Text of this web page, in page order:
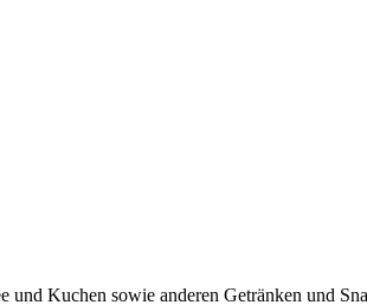
Kuchen sowie anderen Getränken und